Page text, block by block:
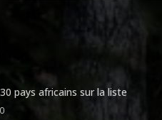
pays africains sur la liste